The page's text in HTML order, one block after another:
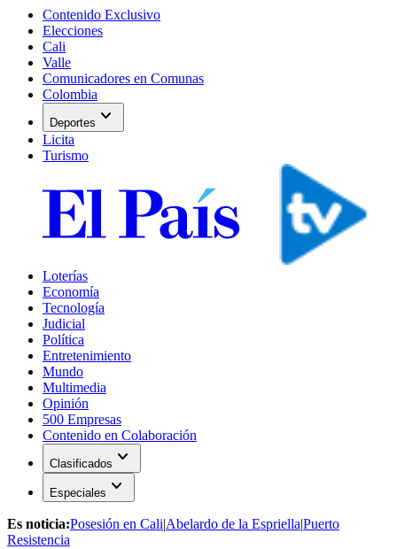
Contenido Exclusivo
Elecciones
Cali
Valle
Comunicadores en Comunas
Colombia
Deportes expand_more
Licita
Turismo
Loterías
Economía
Tecnología
Judicial
Política
Entretenimiento
Mundo
Multimedia
Opinión
500 Empresas
Contenido en Colaboración
Clasificados expand_more
Especiales expand_more
Es noticia:Posesión en Cali|Abelardo de la Espriella|Puerto
Resistencia